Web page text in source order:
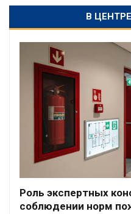
В
Роль экспертных
соблюдении норм